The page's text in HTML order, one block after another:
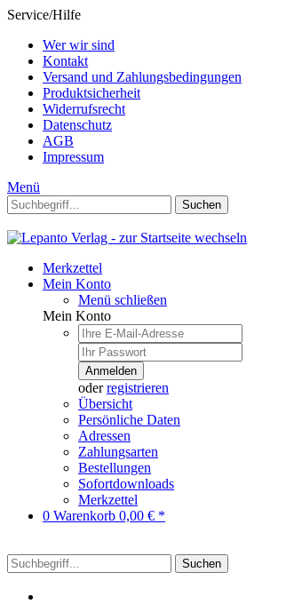
Service/Hilfe
Wer wir sind
Kontakt
Versand und Zahlungsbedingungen
Produktsicherheit
Widerrufsrecht
Datenschutz
AGB
Impressum
Menü
Suchen
Merkzettel
Mein Konto
Menü schließen
Mein Konto
Anmelden
oderregistrieren
Übersicht
Persönliche Daten
Adressen
Zahlungsarten
Bestellungen
Sofortdownloads
Merkzettel
0 Warenkorb 0,00 € *
Suchen